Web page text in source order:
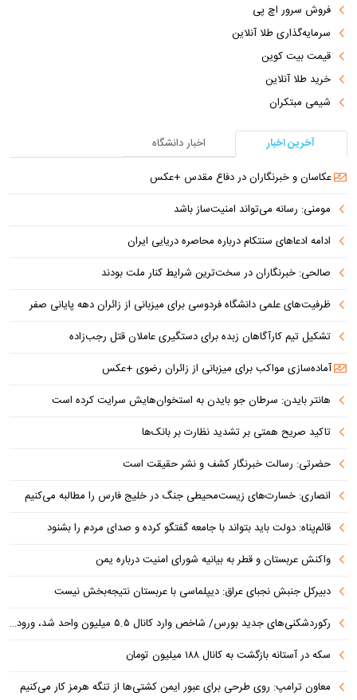
فروش سرور اچ پی
سرمایه‌گذاری طلا آنلاین
قیمت بیت کوین
خرید طلا آنلاین
شیمی مبتکران
آخرین اخبار
اخبار دانشگاه
عکاسان و خبرنگاران در دفاع مقدس +عکس
مومنی: رسانه می‌تواند امنیت‌ساز باشد
ادامه ادعاهای سنتکام درباره محاصره دریایی ایران
صالحی: خبرنگاران در سخت‌ترین شرایط کنار ملت بودند
ظرفیت‌های علمی دانشگاه فردوسی برای میزبانی از زائران دهه پایانی صفر
تشکیل تیم کارآگاهان زبده برای دستگیری عاملان قتل رجب‌زاده
آماده‌سازی مواکب برای میزبانی از زائران رضوی +عکس
هانتر بایدن: سرطان جو بایدن به استخوان‌هایش سرایت کرده است
تاکید صریح همتی بر تشدید نظارت بر بانک‌ها
حضرتی: رسالت خبرنگار کشف و نشر حقیقت است
انصاری: خسارت‌های زیست‌محیطی جنگ در خلیج فارس را مطالبه‌ می‌کنیم
قائم‌پناه: دولت باید بتواند با جامعه گفتگو کرده و صدای مردم را بشنود
واکنش عربستان و قطر به بیانیه شورای امنیت درباره یمن
دبیرکل جنبش نجبای عراق: دیپلماسی با عربستان نتیجه‌بخش نیست
رکوردشکنی‌های جدید بورس/ شاخص وارد کانال ۵.۵ میلیون واحد شد، ورود ۹ همت پول حقیقی
سکه در آستانه بازگشت به کانال ۱۸۸ میلیون تومان
معاون ترامپ: روی طرحی برای عبور ایمن کشتی‌ها از تنگه هرمز کار می‌کنیم